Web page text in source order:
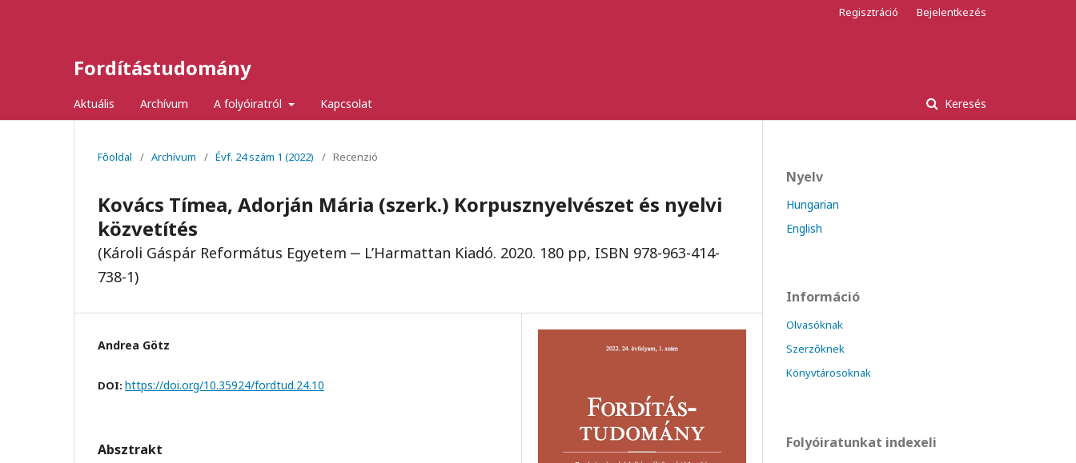
Fordítástudomány
Aktuális Archívum A folyóiratról Kapcsolat Keresés
Regisztráció Bejelentkezés
Főoldal / Archívum / Évf. 24 szám 1 (2022) / Recenzió
Kovács Tímea, Adorján Mária (szerk.) Korpusznyelvészet és nyelvi
közvetítés
(Károli Gáspár Református Egyetem ‒ L’Harmattan Kiadó. 2020. 180 pp, ISBN 978-963-414-
738-1)
Andrea Götz
DOI: https://doi.org/10.35924/fordtud.24.10
Absztrakt
Nyelv
Hungarian
English
Információ
Olvasóknak
Szerzőknek
Könyvtárosoknak
Folyóiratunkat indexeli